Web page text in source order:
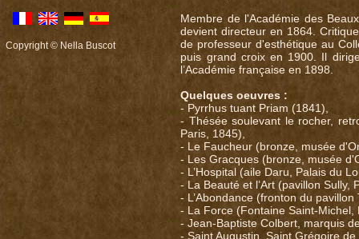
Copyright © Nella Buscot
Membre de l'Académie des
devient directeur en 1864.
de professeur d'esthétique au
puis grand croix en 1900. Il
l’Académie française en 1898.
Quelques oeuvres :
- Pyrrhus tuant Priam (1841),
- Thésée soulevant le rocher,
Paris, 1845),
- Le Faucheur (bronze, musée
- Les Gracques (bronze, musée
- L’Hospital (aile Daru, Palais du
- La Beauté et l’Art (pavillon Sully,
- L’Abondance (fronton du
- La Force (Fontaine Saint-Michel,
- Jean-Baptiste Colbert, marquis
- Saint Augustin, Saint Grégoire